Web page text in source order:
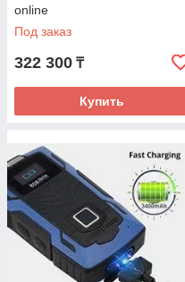
online
Под заказ
322 300 ₸
Купить